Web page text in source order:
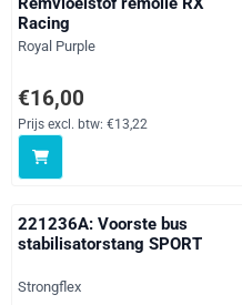
Racing
Merk:
Royal Purple
Prijs: 16,00, exclusief btw: 13,22
€16,00
Prijs excl. btw: €13,22
221236A: Voorste bus
stabilisatorstang SPORT
Merk:
Strongflex